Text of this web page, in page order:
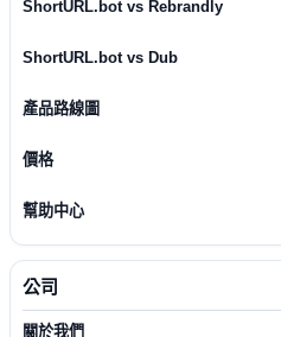
ShortURL.bot vs Rebrandly
ShortURL.bot vs Dub
產品路線圖
價格
幫助中心
公司
關於我們